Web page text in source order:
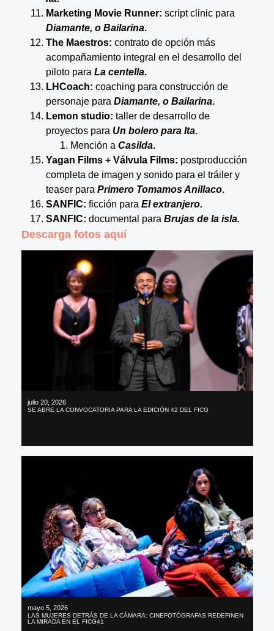
Marketing Movie Runner: script clinic para
Diamante, o Bailarina.
The Maestros: contrato de opción más
acompañamiento integral en el desarrollo del
piloto para La centella.
LHCoach: coaching para construcción de
personaje para Diamante, o Bailarina.
Lemon studio: taller de desarrollo de
proyectos para Un bolero para Ita.
Mención a Casilda.
Yagan Films + Válvula Films: postproducción
completa de imagen y sonido para el tráiler y
teaser para Primero Tomamos Anillaco.
SANFIC: ficción para El extranjero.
SANFIC: documental para Brujas de la isla.
Descarga fotos aquí
julio 20, 2026
SE ABRE LA CONVOCATORIA PARA LA EDICIÓN 42 DEL FICG
mayo 5, 2026
LAS MUJERES DETRÁS DE LA CÁMARA: CINEFOTÓGRAFAS REDEFINEN
LA MIRADA EN EL FICG41